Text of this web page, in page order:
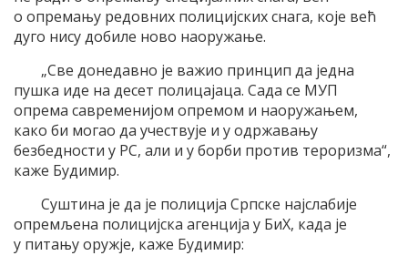
о опремању редовних полицијских снага, које већ
дуго нису добиле ново наоружање.
„Све донедавно је важио принцип да једна
пушка иде на десет полицајаца. Сада се МУП
опрема савременијом опремом и наоружањем,
како би могао да учествује и у одржавању
безбедности у РС, али и у борби против тероризма“,
каже Будимир.
Суштина је да је полиција Српске најслабије
опремљена полицијска агенција у БиХ, када је
у питању оружје, каже Будимир: